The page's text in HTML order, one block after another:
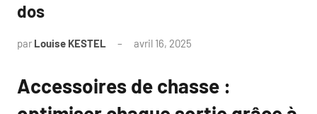
dos
par Louise KESTEL avril 16, 2025
Accessoires de chasse :